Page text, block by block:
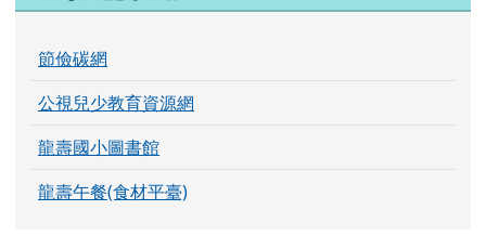
節儉碳網
公視兒少教育資源網
龍壽國小圖書館
龍壽午餐(食材平臺)